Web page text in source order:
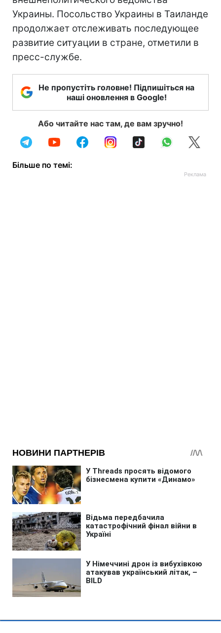
Украины. Посольство Украины в Таиланде
продолжает отслеживать последующее
развитие ситуации в стране, отметили в
пресс-службе.
Не пропустіть головне! Підпишіться на
наші оновлення в Google!
Або читайте нас там, де вам зручно!
Більше по темі: